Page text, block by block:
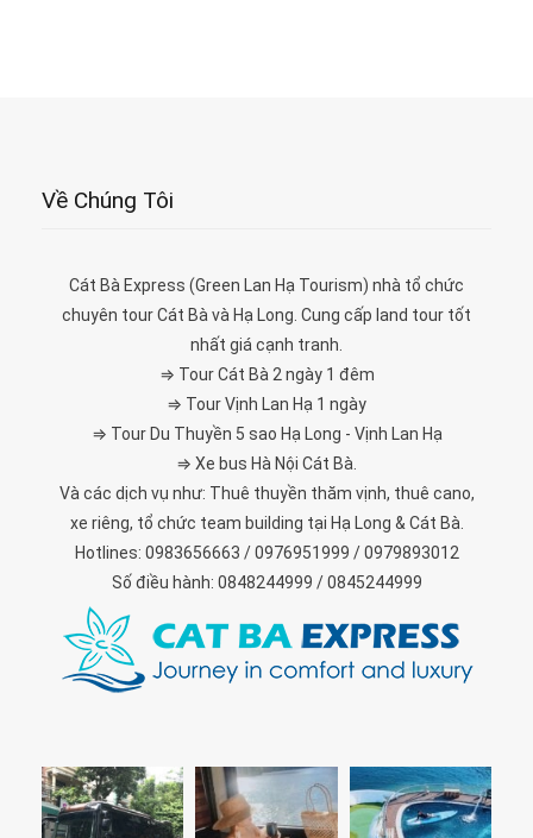
Về Chúng Tôi
Cát Bà Express (Green Lan Hạ Tourism) nhà tổ chức
chuyên tour Cát Bà và Hạ Long. Cung cấp land tour tốt
nhất giá cạnh tranh.
⇒ Tour Cát Bà 2 ngày 1 đêm
⇒ Tour Vịnh Lan Hạ 1 ngày
⇒ Tour Du Thuyền 5 sao Hạ Long - Vịnh Lan Hạ
⇒ Xe bus Hà Nội Cát Bà.
Và các dịch vụ như: Thuê thuyền thăm vịnh, thuê cano,
xe riêng, tổ chức team building tại Hạ Long & Cát Bà.
Hotlines: 0983656663 / 0976951999 / 0979893012
Số điều hành: 0848244999 / 0845244999